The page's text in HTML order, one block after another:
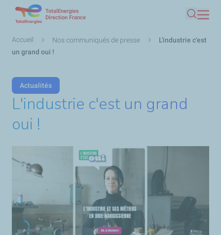
contenu
TotalEnergies
Direction France
Fil
d'Ariane
Accueil Nos communiqués de presse
L'industrie c'est
un grand oui !
Actualités
L'industrie c'est un grand
oui !